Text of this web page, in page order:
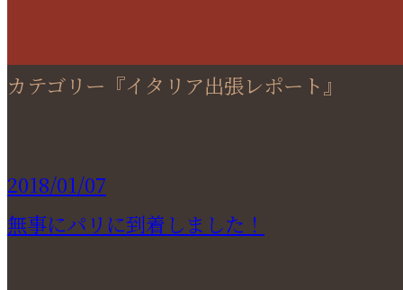
カテゴリー『イタリア出張レポート』
2018/01/07
無事にパリに到着しました！